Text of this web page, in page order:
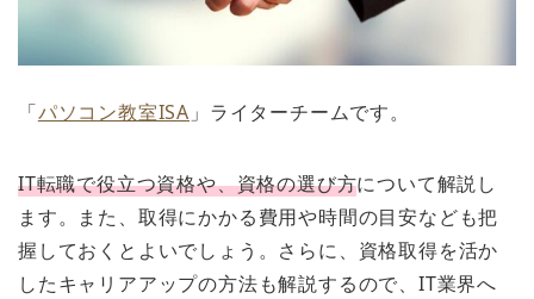
「パソコン教室ISA 」ライターチームです。
IT転職で役立つ資格や、資格の選び方について解説し
ます。また、取得にかかる費用や時間の目安なども把
握しておくとよいでしょう。さらに、資格取得を活か
したキャリアアップの方法も解説するので、IT業界へ